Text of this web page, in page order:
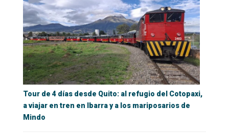
Tour de 4 días desde Quito: al refugio del Cotopaxi,
a viajar en tren en Ibarra y a los mariposarios de
Mindo